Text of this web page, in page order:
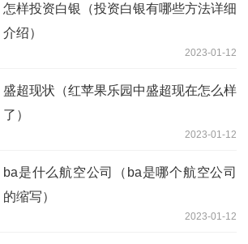
怎样投资白银（投资白银有哪些方法详细
介绍）
2023-01-12
盛超现状（红苹果乐园中盛超现在怎么样
了）
2023-01-12
ba是什么航空公司（ba是哪个航空公司
的缩写）
2023-01-12